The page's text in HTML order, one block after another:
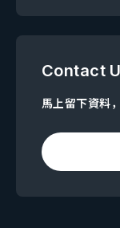
Contact
馬上留下資料